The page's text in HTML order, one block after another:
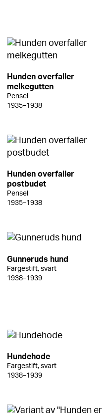
Hunden overfaller
melkegutten
Pensel
1935–1938
Hunden overfaller
postbudet
Pensel
1935–1938
Gunneruds hund
Fargestift, svart
1938–1939
Hundehode
Fargestift, svart
1938–1939